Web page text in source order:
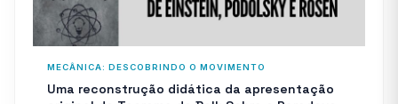
MECÂNICA: DESCOBRINDO O MOVIMENTO
Uma reconstrução didática da apresentação